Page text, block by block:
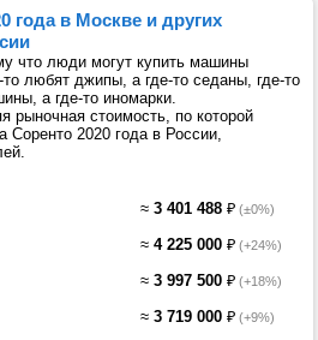
года в Москве и других
что люди могут купить машины
любят джипы, а где-то седаны, где-то
а где-то иномарки.
рыночная стоимость, по которой
Соренто 2020 года в России,
≈ 3 401 488 ₽ (±0%)
≈ 4 225 000 ₽ (+24%)
≈ 3 997 500 ₽ (+18%)
≈ 3 719 000 ₽ (+9%)